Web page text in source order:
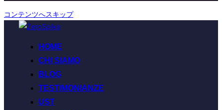
コンテンツへスキップ
HOME
CHI SIAMO
BLOG
TESTIMONIANZE
UST